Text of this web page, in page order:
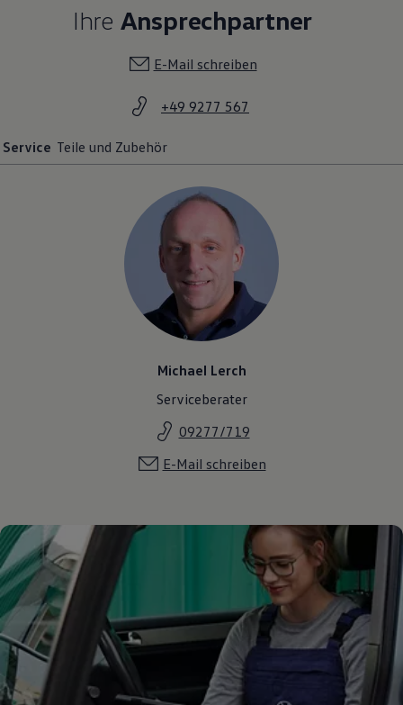
Ihre Ansprechpartner
E-Mail schreiben
+49 9277 567
Service Teile und Zubehör
Michael Lerch
Serviceberater
09277/719
E-Mail schreiben